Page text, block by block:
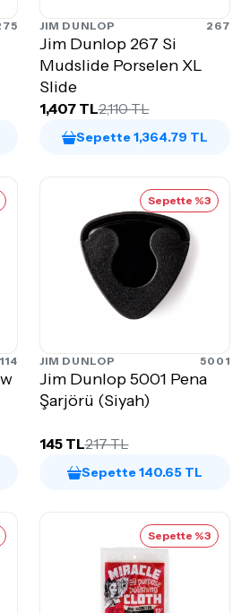
JIM DUNLOP 267
Jim Dunlop 267 Si
Mudslide Porselen XL
Slide
1,407 TL2,110 TL
Sepette 1,364.79 TL
Sepette %3
JIM DUNLOP 5001
Jim Dunlop 5001 Pena
Şarjörü (Siyah)
145 TL217 TL
Sepette 140.65 TL
Sepette %3